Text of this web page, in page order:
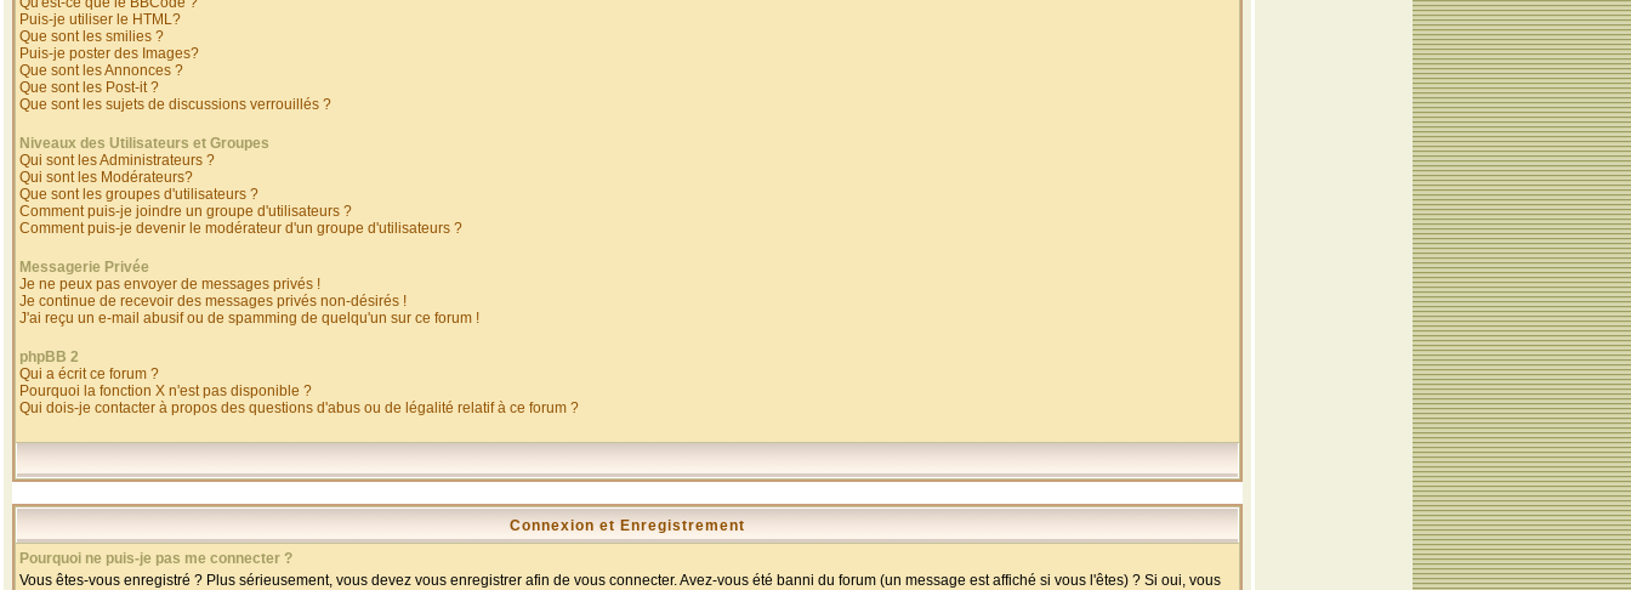
Puis-je utiliser le HTML?
Que sont les smilies ?
Puis-je poster des Images?
Que sont les Annonces ?
Que sont les Post-it ?
Que sont les sujets de discussions verrouillés ?
Niveaux des Utilisateurs et Groupes
Qui sont les Administrateurs ?
Qui sont les Modérateurs?
Que sont les groupes d'utilisateurs ?
Comment puis-je joindre un groupe d'utilisateurs ?
Comment puis-je devenir le modérateur d'un groupe d'utilisateurs ?
Messagerie Privée
Je ne peux pas envoyer de messages privés !
Je continue de recevoir des messages privés non-désirés !
J'ai reçu un e-mail abusif ou de spamming de quelqu'un sur ce forum !
phpBB 2
Qui a écrit ce forum ?
Pourquoi la fonction X n'est pas disponible ?
Qui dois-je contacter à propos des questions d'abus ou de légalité relatif à ce forum ?
Connexion et Enregistrement
Pourquoi ne puis-je pas me connecter ?
Vous êtes-vous enregistré ? Plus sérieusement, vous devez vous enregistrer afin de vous connecter. Avez-vous été banni du forum (un message est affiché si vous l'êtes) ? Si oui, vous